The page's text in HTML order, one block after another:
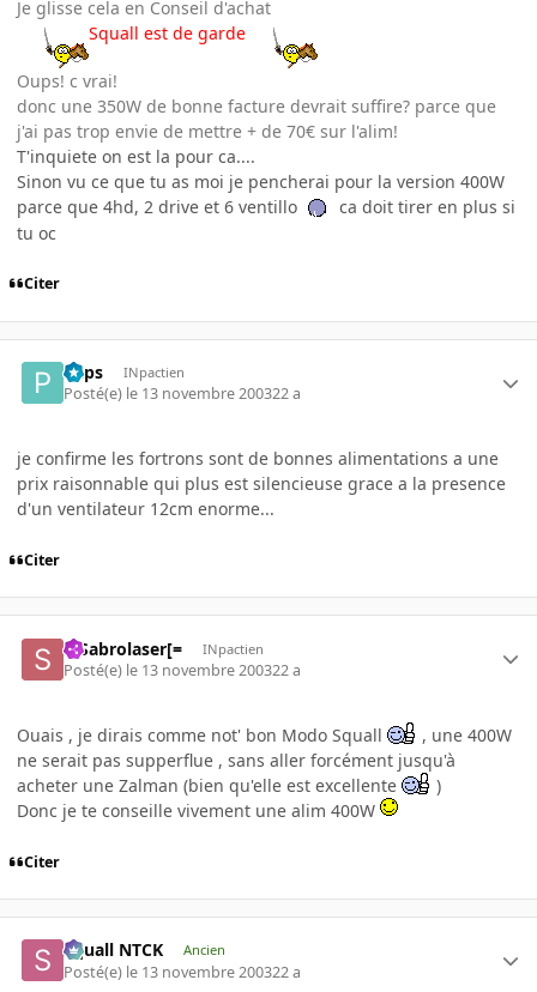
Je glisse cela en Conseil d'achat
Squall est de garde
Oups! c vrai!
donc une 350W de bonne facture devrait suffire? parce que
j'ai pas trop envie de mettre + de 70€ sur l'alim!
T'inquiete on est la pour ca....
Sinon vu ce que tu as moi je pencherai pour la version 400W
parce que 4hd, 2 drive et 6 ventillo
ca doit tirer en plus si
tu oc
Citer
Paps INpactien
Posté(e) le 13 novembre 200322 a
je confirme les fortrons sont de bonnes alimentations a une
prix raisonnable qui plus est silencieuse grace a la presence
d'un ventilateur 12cm enorme...
Citer
=]Sabrolaser[= INpactien
Posté(e) le 13 novembre 200322 a
Ouais , je dirais comme not' bon Modo Squall
, une 400W
ne serait pas supperflue , sans aller forcément jusqu'à
acheter une Zalman (bien qu'elle est excellente
)
Donc je te conseille vivement une alim 400W
Citer
Squall NTCK Ancien
Posté(e) le 13 novembre 200322 a